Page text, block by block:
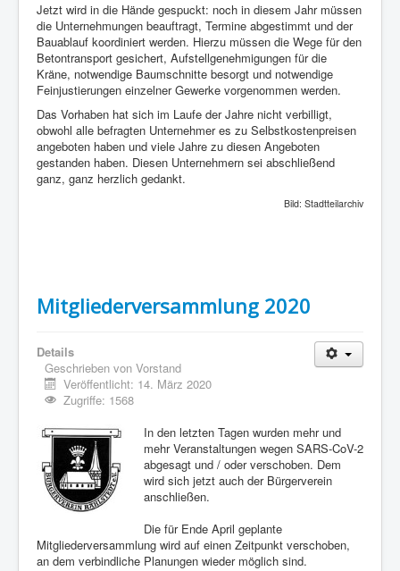
Jetzt wird in die Hände gespuckt: noch in diesem Jahr müssen
die Unternehmungen beauftragt, Termine abgestimmt und der
Bauablauf koordiniert werden. Hierzu müssen die Wege für den
Betontransport gesichert, Aufstellgenehmigungen für die
Kräne, notwendige Baumschnitte besorgt und notwendige
Feinjustierungen einzelner Gewerke vorgenommen werden.
Das Vorhaben hat sich im Laufe der Jahre nicht verbilligt,
obwohl alle befragten Unternehmer es zu Selbstkostenpreisen
angeboten haben und viele Jahre zu diesen Angeboten
gestanden haben. Diesen Unternehmern sei abschließend
ganz, ganz herzlich gedankt.
Bild: Stadtteilarchiv
Mitgliederversammlung 2020
Details
Geschrieben von Vorstand
Veröffentlicht: 14. März 2020
Zugriffe: 1568
In den letzten Tagen wurden mehr und
mehr Veranstaltungen wegen SARS-CoV-2
abgesagt und / oder verschoben. Dem
wird sich jetzt auch der Bürgerverein
anschließen.
Die für Ende April geplante
Mitgliederversammlung wird auf einen Zeitpunkt verschoben,
an dem verbindliche Planungen wieder möglich sind.